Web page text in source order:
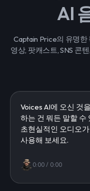
AI
Captain Price의 유명
영상, 팟캐스트, SNS 콘
0:00 / 0:00